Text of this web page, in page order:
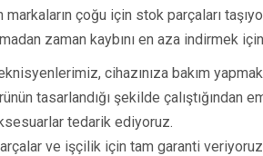
markaların çoğu için stok parçaları
zaman kaybını en aza indirmek
cihazınıza bakım
tasarlandığı şekilde çalıştığından
tedarik ediyoruz.
ve işçilik için tam garanti